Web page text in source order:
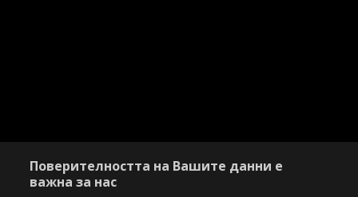
Поверителността на Вашите данни е
важна за нас